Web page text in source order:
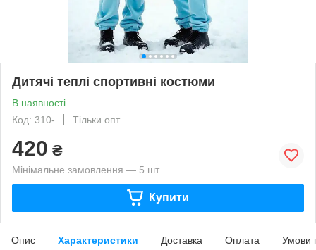
Дитячі теплі спортивні костюми
В наявності
Код: 310-
Тільки опт
420 ₴
Мінімальне замовлення — 5 шт.
Купити
Опис Характеристики Доставка Оплата Умови